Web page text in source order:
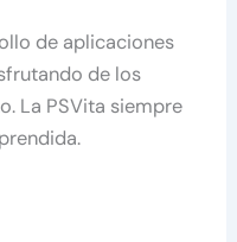
de aplicaciones
de los
La PSVita siempre